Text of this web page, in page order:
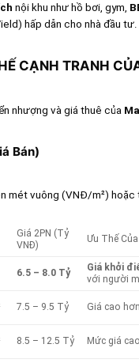
nội khu như hồ bơi, gym,
hấp dẫn cho nhà đầu tư.
CẠNH TRANH
nhượng và giá thuê của
Bán)
mét vuông (VNĐ/m²)
Giá 2PN (Tỷ
VNĐ)
Ưu Thế
6.5 – 8.0 Tỷ Giá khởi
với người
7.5 – 9.5 Tỷ Giá cao
8.5 – 12.5 Tỷ Mức giá